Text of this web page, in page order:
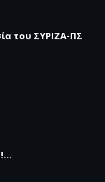
του ΣΥΡΙΖΑ-ΠΣ